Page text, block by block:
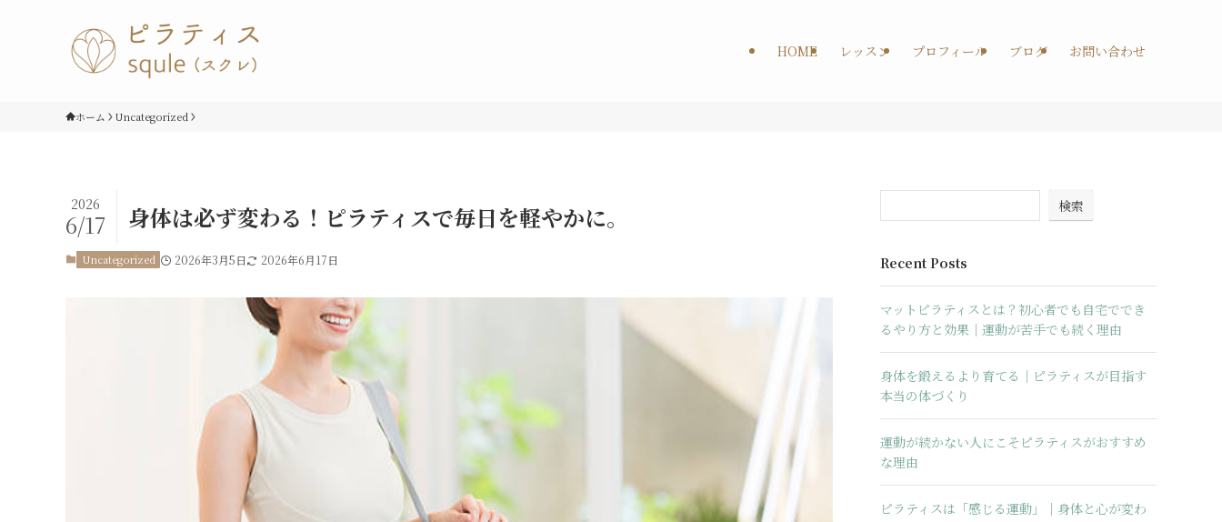
HOME レッスン プロフィール ブログ お問い合わせ
ホーム Uncategorized
身体は必ず変わる！ピラティスで毎日を軽やかに。
2026
6/17
Uncategorized 2026年3月5日 2026年6月17日
検索
Recent Posts
マットピラティスとは？初心者でも自宅ででき
るやり方と効果｜運動が苦手でも続く理由
身体を鍛えるより育てる｜ピラティスが目指す
本当の体づくり
運動が続かない人にこそピラティスがおすすめ
な理由
ピラティスは「感じる運動」｜身体と心が変わ